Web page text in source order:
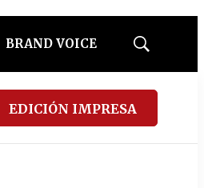
BRAND VOICE
Mostrar
EDICIÓN IMPRESA